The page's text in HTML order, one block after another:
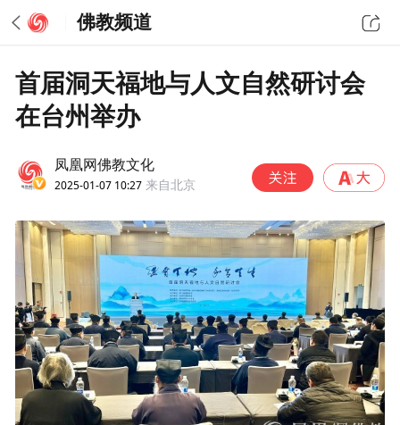
佛教频道
首届洞天福地与人文自然研讨会
在台州举办
凤凰网佛教文化
2025-01-07 10:27 来自北京